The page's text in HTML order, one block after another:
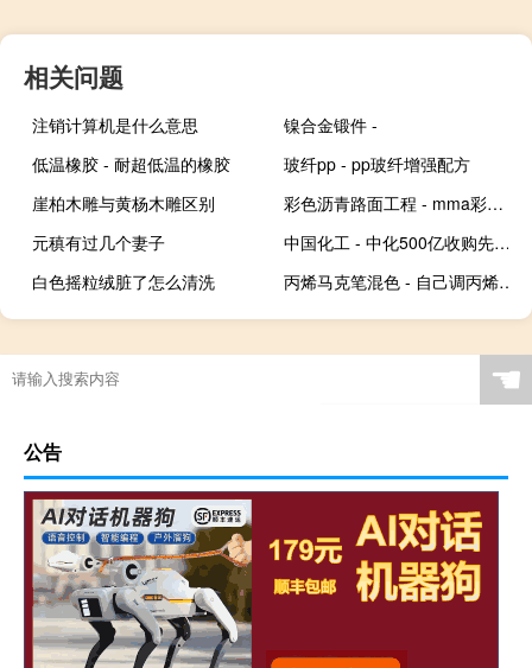
相关问题
注销计算机是什么意思
镍合金锻件 -
低温橡胶 - 耐超低温的橡胶
玻纤pp - pp玻纤增强配方
崖柏木雕与黄杨木雕区别
彩色沥青路面工程 - mma彩色沥青路面施工方案
元稹有过几个妻子
中国化工 - 中化500亿收购先正达后遗症
白色摇粒绒脏了怎么清洗
丙烯马克笔混色 - 自己调丙烯马克笔
☚
公告